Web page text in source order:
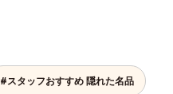
#スタッフおすすめ 隠れた名品